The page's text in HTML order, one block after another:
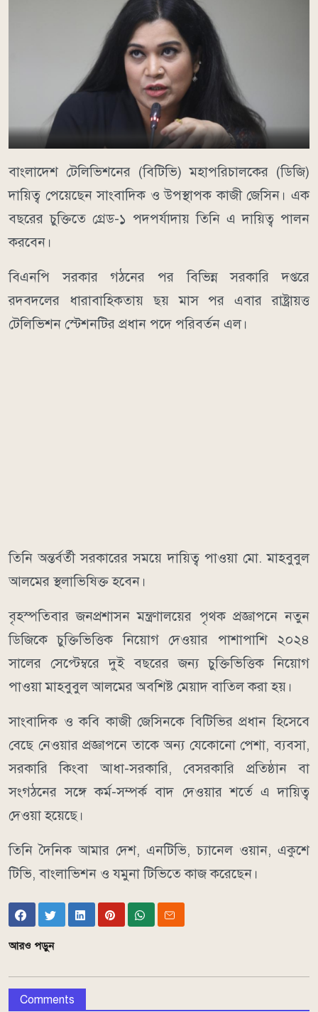
বাংলাদেশ টেলিভিশনের (বিটিভি) মহাপরিচালকের (ডিজি)
দায়িত্ব পেয়েছেন সাংবাদিক ও উপস্থাপক কাজী জেসিন। এক
বছরের চুক্তিতে গ্রেড-১ পদপর্যাদায় তিনি এ দায়িত্ব পালন
করবেন।
বিএনপি সরকার গঠনের পর বিভিন্ন সরকারি দপ্তরে
রদবদলের ধারাবাহিকতায় ছয় মাস পর এবার রাষ্ট্রায়ত্ত
টেলিভিশন স্টেশনটির প্রধান পদে পরিবর্তন এল।
তিনি অন্তর্বর্তী সরকারের সময়ে দায়িত্ব পাওয়া মো. মাহবুবুল
আলমের স্থলাভিষিক্ত হবেন।
বৃহস্পতিবার জনপ্রশাসন মন্ত্রণালয়ের ‍পৃথক প্রজ্ঞাপনে নতুন
ডিজিকে চুক্তিভিত্তিক নিয়োগ দেওয়ার পাশাপাশি ২০২৪
সালের সেপ্টেম্বরে দুই বছরের জন্য চুক্তিভিত্তিক নিয়োগ
পাওয়া মাহবুবুল আলমের অবশিষ্ট মেয়াদ বাতিল করা হয়।
সাংবাদিক ও কবি কাজী জেসিনকে বিটিভির প্রধান হিসেবে
বেছে নেওয়ার প্রজ্ঞাপনে তাকে অন্য যেকোনো পেশা, ব্যবসা,
সরকারি কিংবা আধা-সরকারি, বেসরকারি প্রতিষ্ঠান বা
সংগঠনের সঙ্গে কর্ম-সম্পর্ক বাদ দেওয়ার শর্তে এ দায়িত্ব
দেওয়া হয়েছে।
তিনি দৈনিক আমার দেশ, এনটিভি, চ্যানেল ওয়ান, একুশে
টিভি, বাংলাভিশন ও যমুনা টিভিতে কাজ করেছেন।
আরও পড়ুন
Comments